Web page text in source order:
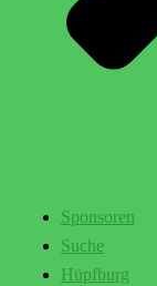
Sponsoren
Suche
Hüpfburg